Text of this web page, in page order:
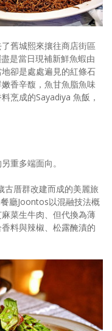
舊城熙來攘往商店街區
是當日現補新鮮魚蝦由
卻是處處遍見的紅條石
香辛馥，魚甘魚脂魚味
烹成的Sayadiya 魚飯，
重多端面向。
古厝群改建而成的美麗旅
廳Joontos以混融技法概
菜生牛肉、但代換為薄
料與辣椒、松露醃漬的